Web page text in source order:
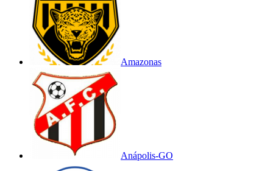
Amazonas
Anápolis-GO